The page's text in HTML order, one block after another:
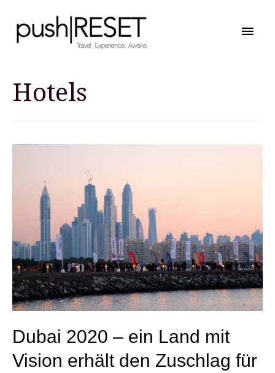
Hotels
Dubai 2020 – ein Land mit
Vision erhält den Zuschlag für